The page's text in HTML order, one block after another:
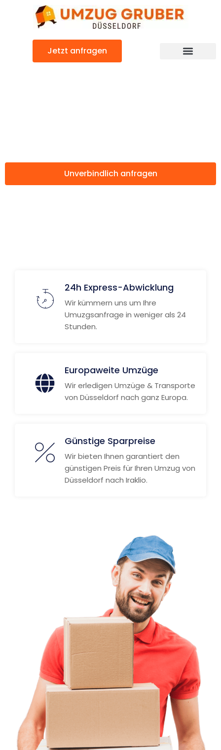
Jetzt anfragen
Unverbindlich anfragen
24h Express-Abwicklung
Wir kümmern uns um Ihre
Umuzgsanfrage in weniger als 24
Stunden.
Europaweite Umzüge
Wir erledigen Umzüge & Transporte
von Düsseldorf nach ganz Europa.
Günstige Sparpreise
Wir bieten Ihnen garantiert den
günstigen Preis für Ihren Umzug von
Düsseldorf nach Iraklio.